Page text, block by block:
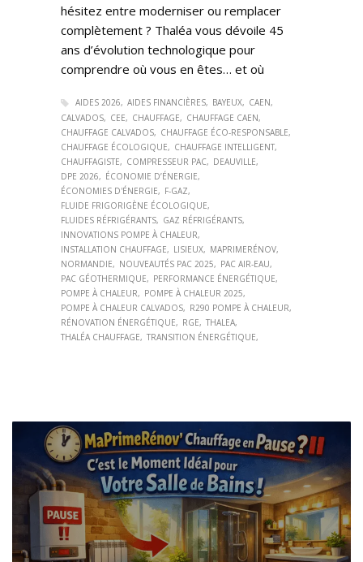
hésitez entre moderniser ou remplacer
complètement ? Thaléa vous dévoile 45
ans d’évolution technologique pour
comprendre où vous en êtes… et où
AIDES 2026 AIDES FINANCIÈRES BAYEUX
CAEN
CALVADOS
CEE CHAUFFAGE
CHAUFFAGE CAEN
CHAUFFAGE CALVADOS
CHAUFFAGE ÉCO-RESPONSABLE
CHAUFFAGE ÉCOLOGIQUE
CHAUFFAGE INTELLIGENT
CHAUFFAGISTE
COMPRESSEUR PAC
DEAUVILLE
DPE 2026
ÉCONOMIE D’ÉNERGIE
ÉCONOMIES D'ÉNERGIE
F-GAZ
FLUIDE FRIGORIGÈNE ÉCOLOGIQUE
FLUIDES RÉFRIGÉRANTS
GAZ RÉFRIGÉRANTS
INNOVATIONS POMPE À CHALEUR
INSTALLATION CHAUFFAGE
LISIEUX
MAPRIMERÉNOV
NORMANDIE
NOUVEAUTÉS PAC 2025
PAC AIR-EAU
PAC GÉOTHERMIQUE
PERFORMANCE ÉNERGÉTIQUE
POMPE À CHALEUR
POMPE À CHALEUR 2025
POMPE À CHALEUR CALVADOS
R290 POMPE À CHALEUR
RÉNOVATION ÉNERGÉTIQUE
RGE
THALEA
THALÉA CHAUFFAGE
TRANSITION ÉNERGÉTIQUE